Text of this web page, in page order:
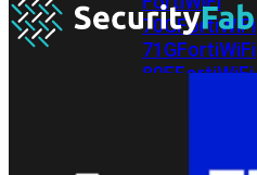
70GFortiWiFi
71GFortiWiFi
80FFortiWiFi